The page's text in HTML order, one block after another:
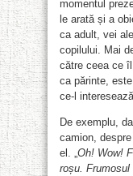
momentul
le arată și a
ca adult, vei
copilului. Mai
către ceea ce
ca părinte,
ce-l interesează.
De exemplu,
camion,
el. „ Oh! Wow!
roșu.